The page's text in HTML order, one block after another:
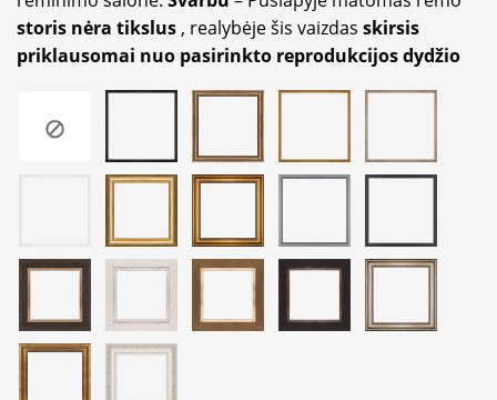
storis nėra tikslus , realybėje šis vaizdas skirsis
priklausomai nuo pasirinkto reprodukcijos dydžio